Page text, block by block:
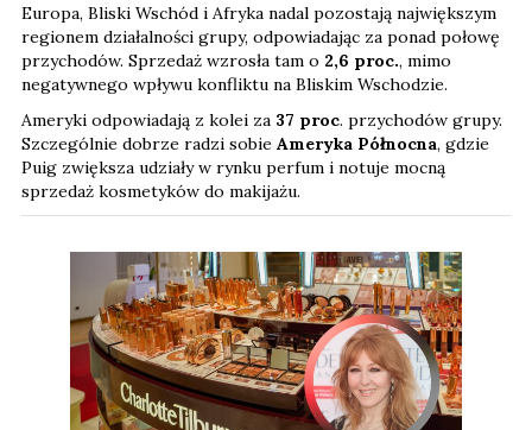
Europa, Bliski Wschód i Afryka nadal pozostają największym
regionem działalności grupy, odpowiadając za ponad połowę
przychodów. Sprzedaż wzrosła tam o 2,6 proc., mimo
negatywnego wpływu konfliktu na Bliskim Wschodzie.
Ameryki odpowiadają z kolei za 37 proc. przychodów grupy.
Szczególnie dobrze radzi sobie Ameryka Północna, gdzie
Puig zwiększa udziały w rynku perfum i notuje mocną
sprzedaż kosmetyków do makijażu.